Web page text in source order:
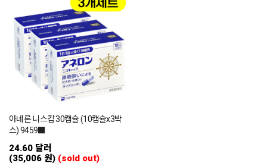
아네론 니스캅 30캡슐 (10캡슐x3박
스) 9459■
24.60 달러
(35,006 원) (sold out)